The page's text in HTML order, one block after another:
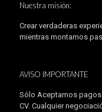
Nuestra misión:
Crear verdaderas
mientras montamos
AVISO IMPORTANTE
Sólo Aceptamos pagos
CV. Cualquier